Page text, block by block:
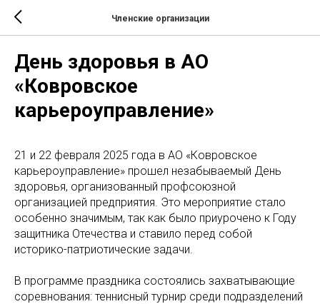
Членские организации
День здоровья в АО
«Ковровское
карьероуправление»
21 и 22 февраля 2025 года в АО «Ковровское
карьероуправление» прошел незабываемый День
здоровья, организованный профсоюзной
организацией предприятия. Это мероприятие стало
особенно значимым, так как было приурочено к Году
защитника Отечества и ставило перед собой
историко-патриотические задачи.
В программе праздника состоялись захватывающие
соревнования: теннисный турнир среди подразделений